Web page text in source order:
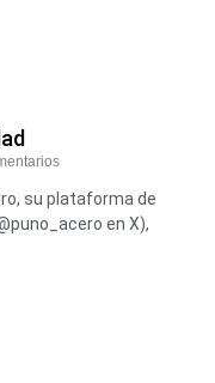
su plataforma de
en X),